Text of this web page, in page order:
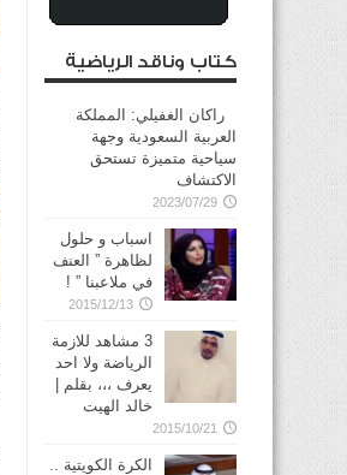
كتاب وناقد الرياضية
راكان الغفيلي: المملكة
العربية السعودية وجهة
سياحية متميزة تستحق
الاكتشاف
2023/07/29
اسباب و حلول
لظاهرة ” العنف
في ملاعبنا ” !
2015/12/13
3 مشاهد للازمة
الرياضة ولا احد
يعرف ،،، بقلم |
خالد الهيت
2015/10/21
الكرة الكويتية ..